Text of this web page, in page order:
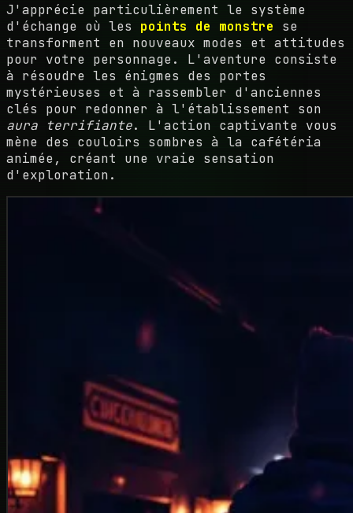
J'apprécie particulièrement le système
d'échange où les points de monstre se
transforment en nouveaux modes et attitudes
pour votre personnage. L'aventure consiste
à résoudre les énigmes des portes
mystérieuses et à rassembler d'anciennes
clés pour redonner à l'établissement son
aura terrifiante. L'action captivante vous
mène des couloirs sombres à la cafétéria
animée, créant une vraie sensation
d'exploration.